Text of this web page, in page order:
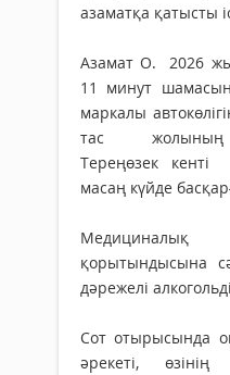
азаматқа қатысты
Азамат О. 2026
11 минут
маркалы
тас жолының
Тереңөзек кенті
масаң күйде
қорытындысына
дәрежелі
Сот отырысында
әрекеті, өзінің